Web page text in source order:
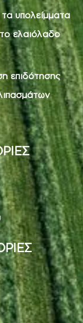
υπολείμματα
ελαιόλαδο
επιδότησης